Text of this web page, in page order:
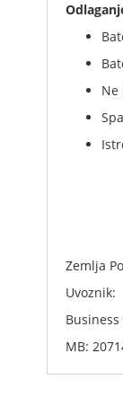
Ne
Zemlja
Uvoznik:
MB: